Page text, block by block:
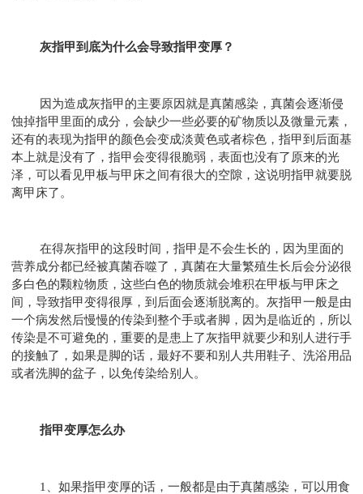
灰指甲到底为什么会导致指甲变厚？
因为造成灰指甲的主要原因就是真菌感染，真菌会逐渐侵
蚀掉指甲里面的成分，会缺少一些必要的矿物质以及微量元素，
还有的表现为指甲的颜色会变成淡黄色或者棕色，指甲到后面基
本上就是没有了，指甲会变得很脆弱，表面也没有了原来的光
泽，可以看见甲板与甲床之间有很大的空隙，这说明指甲就要脱
离甲床了。
在得灰指甲的这段时间，指甲是不会生长的，因为里面的
营养成分都已经被真菌吞噬了，真菌在大量繁殖生长后会分泌很
多白色的颗粒物质，这些白色的物质就会堆积在甲板与甲床之
间，导致指甲变得很厚，到后面会逐渐脱离的。灰指甲一般是由
一个病发然后慢慢的传染到整个手或者脚，因为是临近的，所以
传染是不可避免的，重要的是患上了灰指甲就要少和别人进行手
的接触了，如果是脚的话，最好不要和别人共用鞋子、洗浴用品
或者洗脚的盆子，以免传染给别人。
指甲变厚怎么办
1、如果指甲变厚的话，一般都是由于真菌感染，可以用食